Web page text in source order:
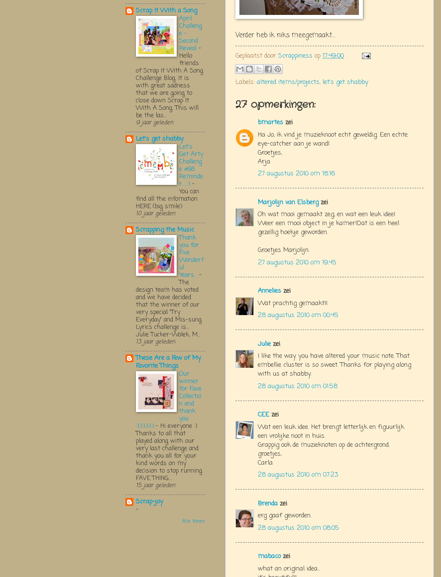
Verder heb ik niks meegemaakt...
Geplaatst door Scrappiness op 17:49:00
Labels: altered items/projects, let's get shabby
27 opmerkingen:
bmartes zei
Ha Jo, ik vind je muzieknoot echt geweldig. Een echte
eye-catcher aan je wand!
Groetjes,
Arja
27 augustus 2010 om 18:16
Marjolijn van Elsbergzei
Oh wat mooi gemaakt zeg, en wat een leuk idee!
Weer een mooi object in je kamer!Dat is een heel
gezellig hoekje geworden.
Groetjes Marjolijn.
27 augustus 2010 om 19:45
Annelies zei
Wat prachtig gemaakt!!
28 augustus 2010 om 00:45
Juliezei
I like the way you have altered your music note. That
embellie cluster is so sweet. Thanks for playing along
with us at shabby.
28 augustus 2010 om 01:58
CEEzei
Wat een leuk idee. Het brengt letterlijk en figuurlijk
een vrolijke noot in huis.
Grappig ook de muzieknoten op de achtergrond.
groetjes,
Carla
28 augustus 2010 om 07:23
Brenda zei
erg gaaf geworden.
28 augustus 2010 om 08:05
mabacozei
what an original idea...
Scrap It With a Song
April
Challeng
e -
Second
Reveal -
Hello
friends
of Scrap It With A Song
Challenge Blog. It is
with great sadness
that we are going to
close down Scrap It
With A Song. This will
be the las...
9 jaar geleden
Let's get shabby
Let's
Get Arty
Challeng
e #68
Reminde
r.....:) -
You can
find all the infomation
HERE (big smile)
10 jaar geleden
Scrapping the Music
Thank
you for
Five
Wonderf
ul
Years... -
The
design team has voted
and we have decided
that the winner of our
very special "Try
Everyday" and Mis-sung
Lyrics challenge is...
Julie Tucker-Wolek, M...
13 jaar geleden
These Are a Few of My
Favorite Things
Our
winner
for Fave
Collectio
n and
thank
you
:):):):):):) - Hi everyone :)
Thanks to all that
played along with our
very last challenge and
thank you all for your
kind words on my
decision to stop running
FAVE THING...
15 jaar geleden
Scrap-joy
-
Alle tonen